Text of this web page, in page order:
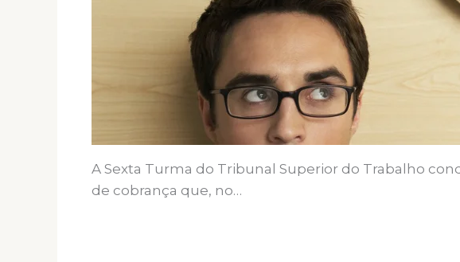
A Sexta Turma do Tribunal Superior do Trabalho
de cobrança que, no…